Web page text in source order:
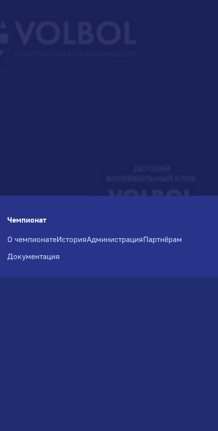
Чемпионат
О чемпионатеИсторияАдминистрацияПартнёрам
Документация
Медиа